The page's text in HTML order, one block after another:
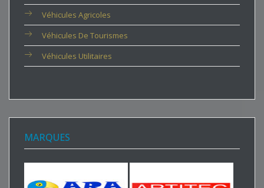
Véhicules Agricoles
Véhicules De Tourismes
Véhicules Utilitaires
MARQUES